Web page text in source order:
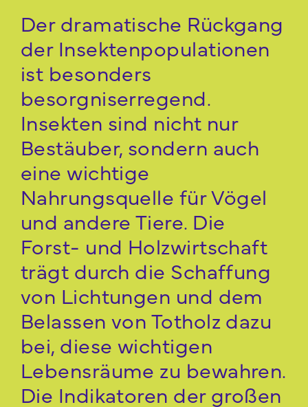
Der dramatische Rückgang
der Insektenpopulationen
ist besonders
besorgniserregend.
Insekten sind nicht nur
Bestäuber, sondern auch
eine wichtige
Nahrungsquelle für Vögel
und andere Tiere. Die
Forst- und Holzwirtschaft
trägt durch die Schaffung
von Lichtungen und dem
Belassen von Totholz dazu
bei, diese wichtigen
Lebensräume zu bewahren.
Die Indikatoren der großen